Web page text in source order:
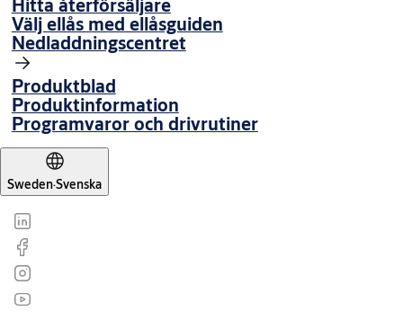
Hitta återförsäljare
Välj ellås med ellåsguiden
Nedladdningscentret
Produktblad
Produktinformation
Programvaror och drivrutiner
Sweden·Svenska